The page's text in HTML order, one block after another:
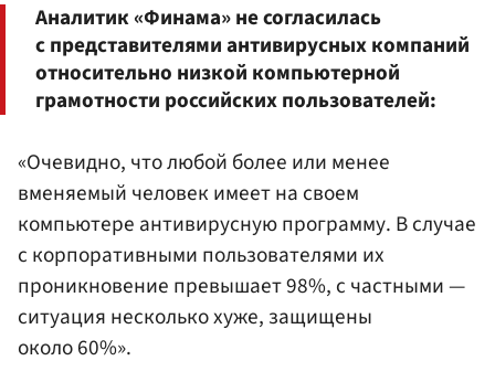
Аналитик «Финама» не согласилась
с представителями антивирусных компаний
относительно низкой компьютерной
грамотности российских пользователей:
«Очевидно, что любой более или менее
вменяемый человек имеет на своем
компьютере антивирусную программу. В случае
с корпоративными пользователями их
проникновение превышает 98%, с частными —
ситуация несколько хуже, защищены
около 60%».